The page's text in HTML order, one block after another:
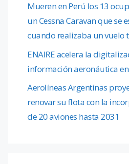
Mueren en Perú los 13
un Cessna Caravan que se
cuando realizaba un vuelo
ENAIRE acelera la
información aeronáutica
Aerolíneas Argentinas
renovar su flota con la
de 20 aviones hasta 2031